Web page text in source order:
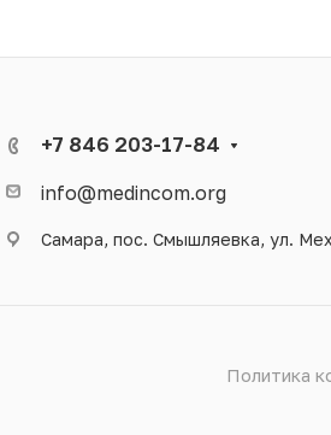
+7 846 203-17-84
info@medincom.org
Самара, пос. Смышляевка, ул.
Политика